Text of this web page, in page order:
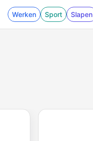
Werken Sport Slapen